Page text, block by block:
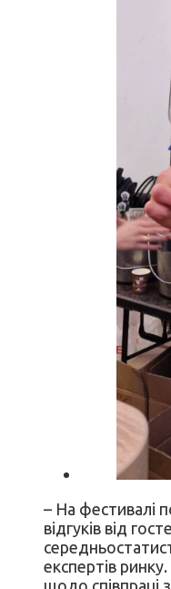
– На фестивалі
відгуків від
експертів
щодо співпраці